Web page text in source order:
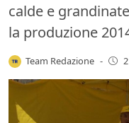
calde e
la produzione
Team Redazione -